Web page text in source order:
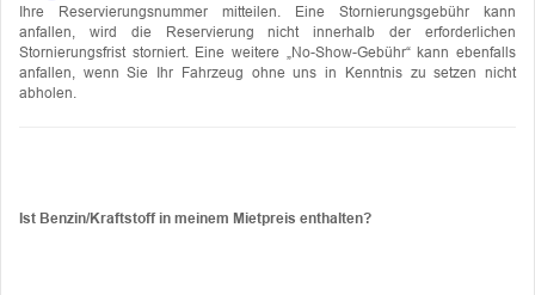
Ihre Reservierungsnummer mitteilen. Eine Stornierungsgebühr kann
anfallen, wird die Reservierung nicht innerhalb der erforderlichen
Stornierungsfrist storniert. Eine weitere „No-Show-Gebühr“ kann ebenfalls
anfallen, wenn Sie Ihr Fahrzeug ohne uns in Kenntnis zu setzen nicht
abholen.
Ist Benzin/Kraftstoff in meinem Mietpreis enthalten?